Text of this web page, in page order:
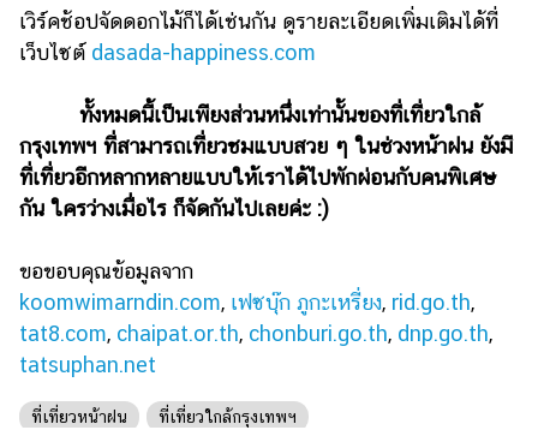
เวิร์คช้อปจัดดอกไม้ก็ได้เช่นกัน ดูรายละเอียดเพิ่มเติมได้ที่
เว็บไซต์ dasada-happiness.com
ทั้งหมดนี้เป็นเพียงส่วนหนึ่งเท่านั้นของที่เที่ยวใกล้
กรุงเทพฯ ที่สามารถเที่ยวชมแบบสวย ๆ ในช่วงหน้าฝน ยังมี
ที่เที่ยวอีกหลากหลายแบบให้เราได้ไปพักผ่อนกับคนพิเศษ
กัน ใครว่างเมื่อไร ก็จัดกันไปเลยค่ะ :)
ขอขอบคุณข้อมูลจาก
koomwimarndin.com, เฟซบุ๊ก ภูกะเหรี่ยง, rid.go.th,
tat8.com, chaipat.or.th, chonburi.go.th, dnp.go.th,
tatsuphan.net
ที่เที่ยวหน้าฝน ที่เที่ยวใกล้กรุงเทพฯ